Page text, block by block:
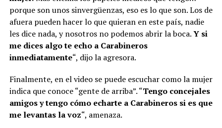
porque son unos sinvergüenzas, eso es lo que son. Los de
afuera pueden hacer lo que quieran en este país, nadie
les dice nada, y nosotros no podemos abrir la boca.Y si
me dices algo te echo a Carabineros
inmediatamente“, dijo la agresora.
Finalmente, en el video se puede escuchar como la mujer
indica que conoce “gente de arriba”. “Tengo concejales
amigos y tengo cómo echarte a Carabineros si es que
me levantas la voz“, amenaza.